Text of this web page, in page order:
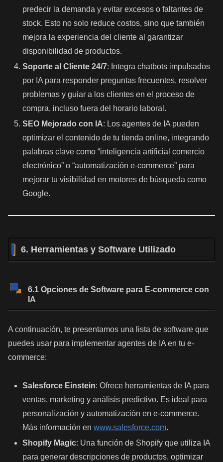
predecir la demanda y evitar excesos o faltantes de
stock. Esto no solo reduce costos, sino que también
mejora la experiencia del cliente al garantizar
disponibilidad de productos.
Soporte al Cliente 24/7: Integra chatbots impulsados
por IA para responder preguntas frecuentes, resolver
problemas y guiar a los clientes en el proceso de
compra, incluso fuera del horario laboral.
SEO Mejorado con IA: Los agentes de IA pueden
optimizar el contenido de tu tienda online, integrando
palabras clave como “inteligencia artificial comercio
electrónico” o “automatización e-commerce” para
mejorar tu visibilidad en motores de búsqueda como
Google.
6. Herramientas y Software Utilizado
6.1 Opciones de Software para E-commerce con
IA
A continuación, te presentamos una lista de software que
puedes usar para implementar agentes de IA en tu e-
commerce:
Salesforce Einstein: Ofrece herramientas de IA para
ventas, marketing y análisis predictivo. Es ideal para
personalización y automatización en e-commerce.
Más información enwww.salesforce.com.
Shopify Magic: Una función de Shopify que utiliza IA
para generar descripciones de productos, optimizar